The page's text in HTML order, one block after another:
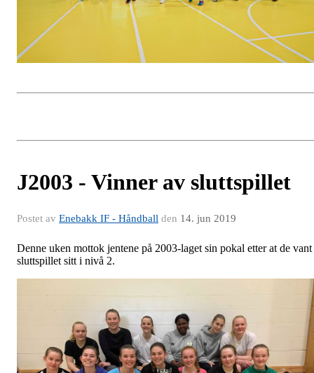
J2003 - Vinner av sluttspillet
Postet av Enebakk IF - Håndball den 14. jun 2019
Denne uken mottok jentene på 2003-laget sin pokal etter at de vant
sluttspillet sitt i nivå 2.